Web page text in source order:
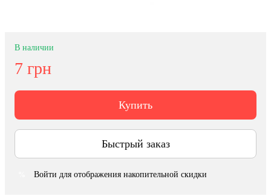
В наличии
7 грн
Купить
Быстрый заказ
Войти для отображения накопительной скидки